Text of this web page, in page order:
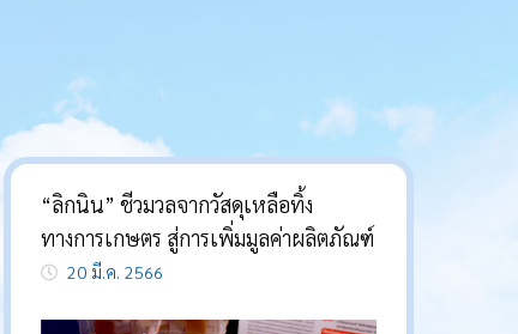
“ลิกนิน” ชีวมวลจากวัสดุเหลือทิ้ง
ทางการเกษตร สู่การเพิ่มมูลค่าผลิตภัณฑ์
20 มี.ค. 2566